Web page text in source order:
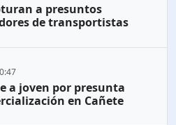
a presuntos
de transportistas
a joven por presunta
en Cañete